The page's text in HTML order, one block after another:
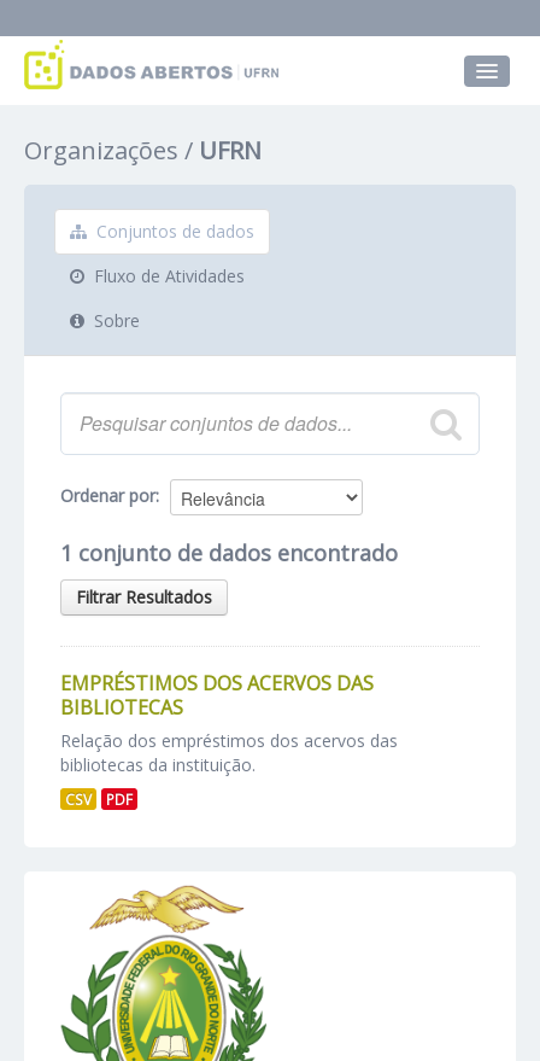
Grupos
Sobre
Organizações UFRN
Conjuntos de dados
Fluxo de Atividades
Sobre
Ordenar por
1 conjunto de dados encontrado
Filtrar Resultados
EMPRÉSTIMOS DOS ACERVOS DAS
BIBLIOTECAS
Relação dos empréstimos dos acervos das
bibliotecas da instituição.
CSV PDF